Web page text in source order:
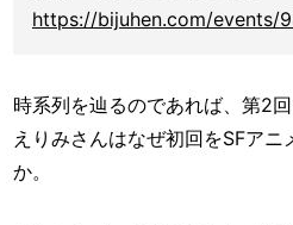
https://bijuhen.com/events/
時系列を辿るのであれば、第2
えりみさんはなぜ初回をSFア
か。